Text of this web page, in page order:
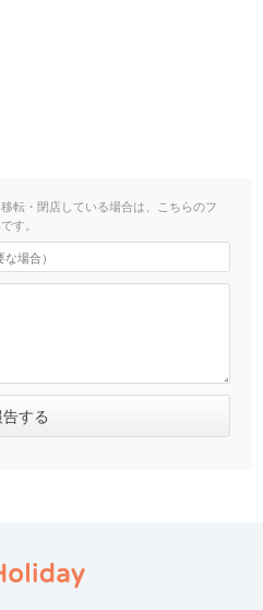
転・閉店している場合は、こちらのフ
す。